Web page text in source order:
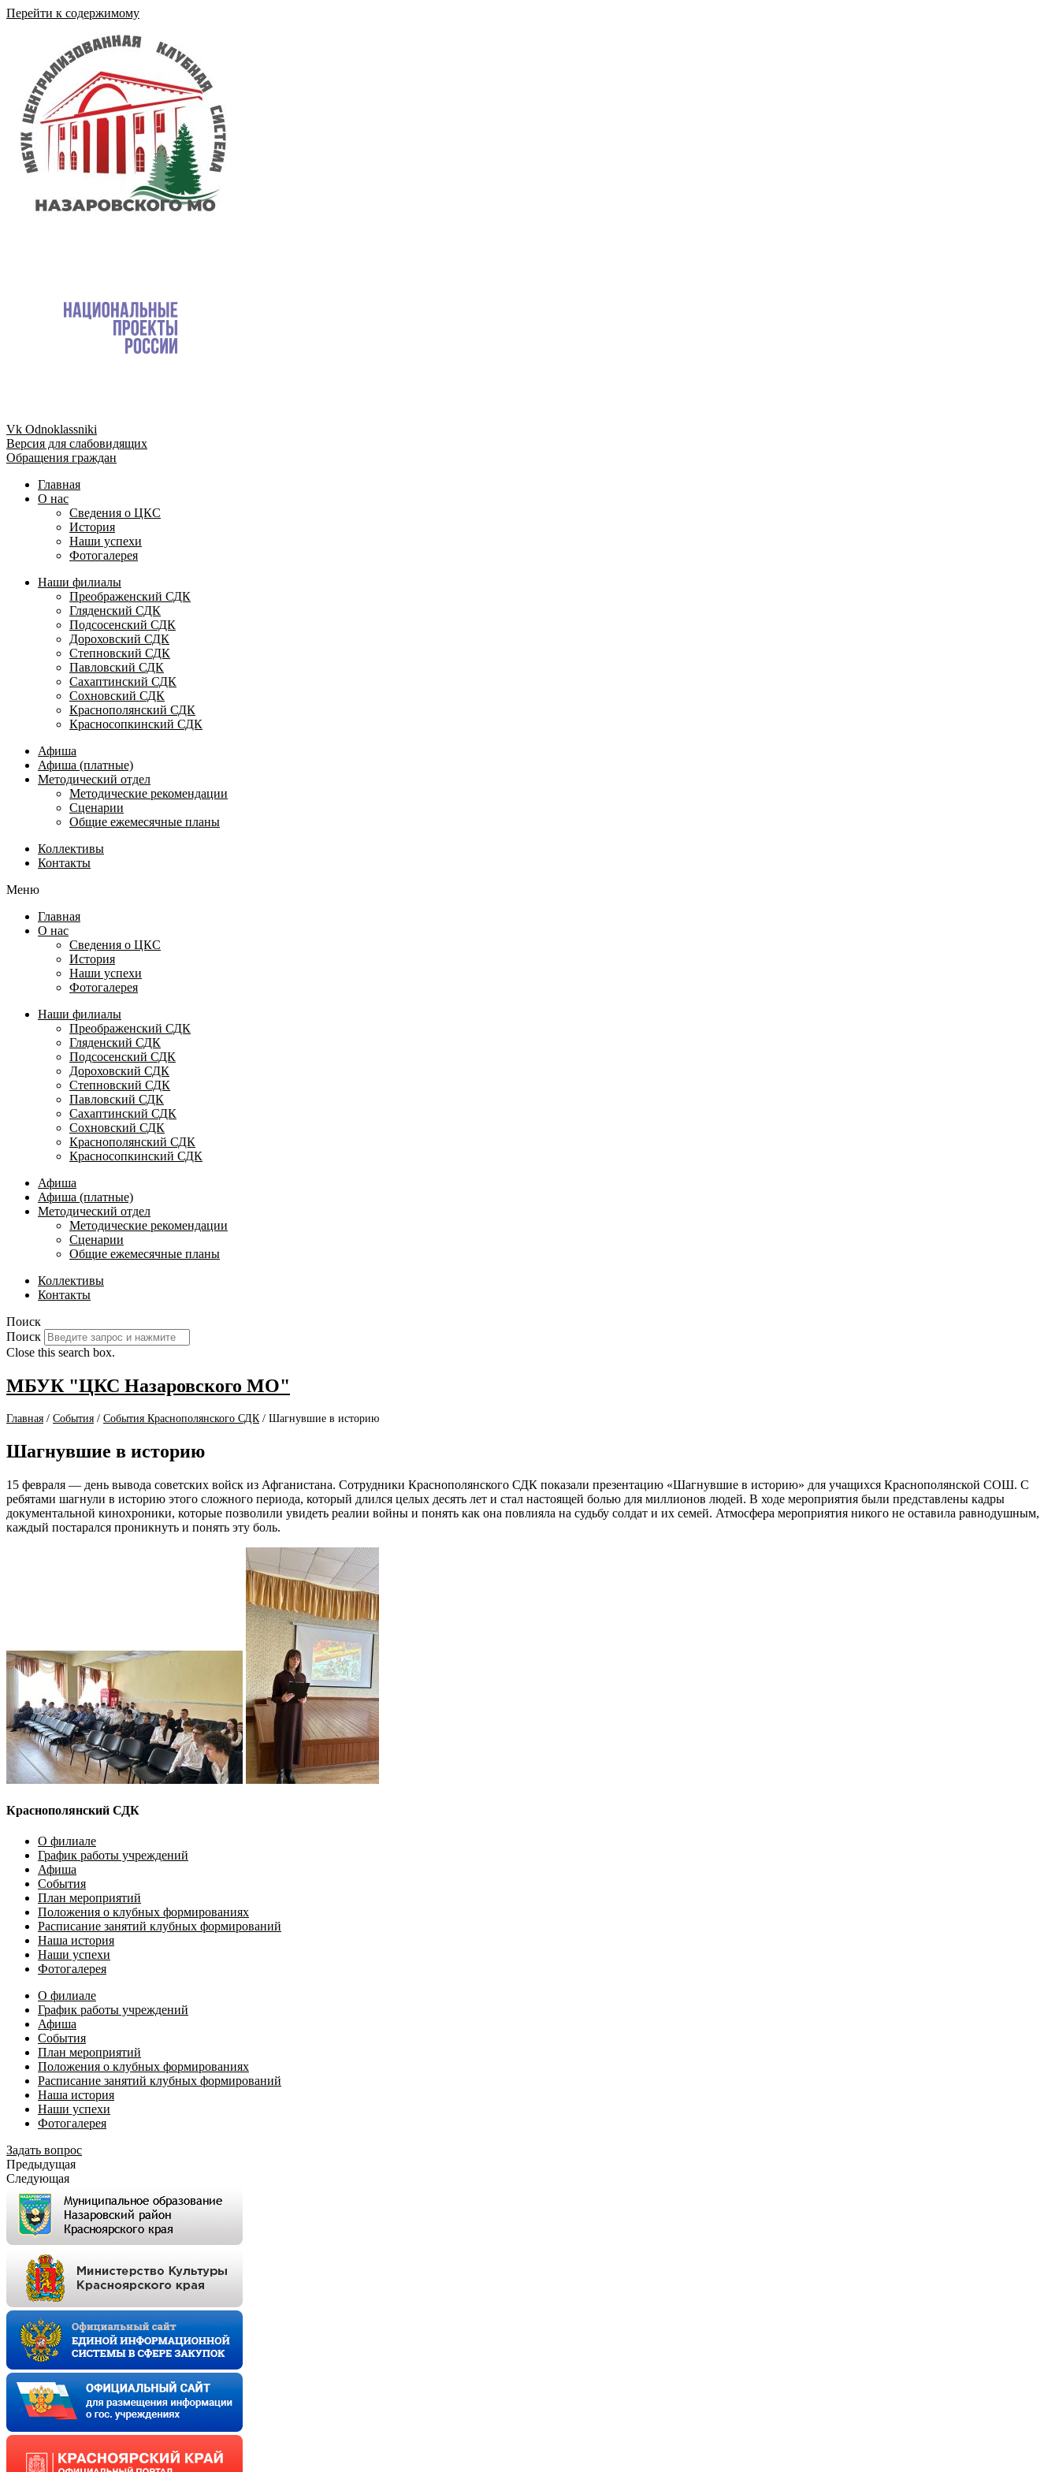
Перейти к содержимому
Vk Odnoklassniki
Версия для слабовидящих
Обращения граждан
Главная
О нас
Сведения о ЦКС
История
Наши успехи
Фотогалерея
Наши филиалы
Преображенский СДК
Гляденский СДК
Подсосенский СДК
Дороховский СДК
Степновский СДК
Павловский СДК
Сахаптинский СДК
Сохновский СДК
Краснополянский СДК
Красносопкинский СДК
Афиша
Афиша (платные)
Методический отдел
Методические рекомендации
Сценарии
Общие ежемесячные планы
Коллективы
Контакты
Меню
Главная
О нас
Сведения о ЦКС
История
Наши успехи
Фотогалерея
Наши филиалы
Преображенский СДК
Гляденский СДК
Подсосенский СДК
Дороховский СДК
Степновский СДК
Павловский СДК
Сахаптинский СДК
Сохновский СДК
Краснополянский СДК
Красносопкинский СДК
Афиша
Афиша (платные)
Методический отдел
Методические рекомендации
Сценарии
Общие ежемесячные планы
Коллективы
Контакты
Поиск
Поиск
Close this search box.
МБУК "ЦКС Назаровского МО"
Главная / События / События Краснополянского СДК / Шагнувшие в историю
Шагнувшие в историю
15 февраля — день вывода советских войск из Афганистана. Сотрудники Краснополянского СДК показали презентацию «Шагнувшие в историю» для учащихся Краснополянской СОШ. С
ребятами шагнули в историю этого сложного периода, который длился целых десять лет и стал настоящей болью для миллионов людей. В ходе мероприятия были представлены кадры
документальной кинохроники, которые позволили увидеть реалии войны и понять как она повлияла на судьбу солдат и их семей. Атмосфера мероприятия никого не оставила равнодушным,
каждый постарался проникнуть и понять эту боль.
Краснополянский СДК
О филиале
График работы учреждений
Афиша
События
План мероприятий
Положения о клубных формированиях
Расписание занятий клубных формирований
Наша история
Наши успехи
Фотогалерея
О филиале
График работы учреждений
Афиша
События
План мероприятий
Положения о клубных формированиях
Расписание занятий клубных формирований
Наша история
Наши успехи
Фотогалерея
Задать вопрос
Предыдущая
Следующая